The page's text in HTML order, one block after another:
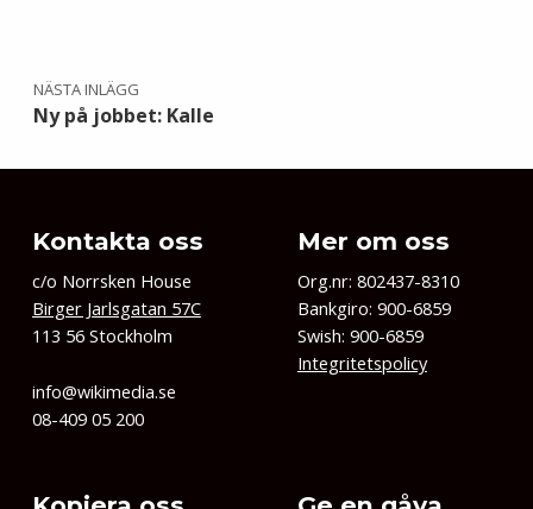
NÄSTA INLÄGG
Ny på jobbet: Kalle
Kontakta oss
c/o Norrsken House
Birger Jarlsgatan 57C
113 56 Stockholm
info@wikimedia.se
08-409 05 200
Mer om oss
Org.nr: 802437-8310
Bankgiro: 900-6859
Swish: 900-6859
Integritetspolicy